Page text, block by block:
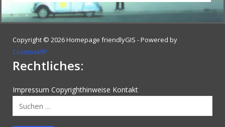
Copyright © 2026 Homepage friendlyGIS - Powered by
CosmosWP
Rechtliches:
Impressum Copyrighthinweise Kontakt
Suchen